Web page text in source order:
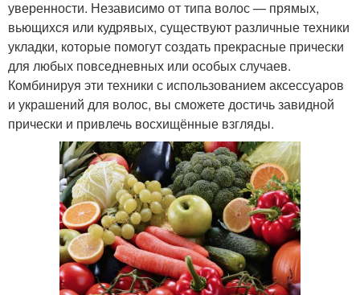
уверенности. Независимо от типа волос — прямых,
вьющихся или кудрявых, существуют различные техники
укладки, которые помогут создать прекрасные прически
для любых повседневных или особых случаев.
Комбинируя эти техники с использованием аксессуаров
и украшений для волос, вы сможете достичь завидной
прически и привлечь восхищённые взгляды.